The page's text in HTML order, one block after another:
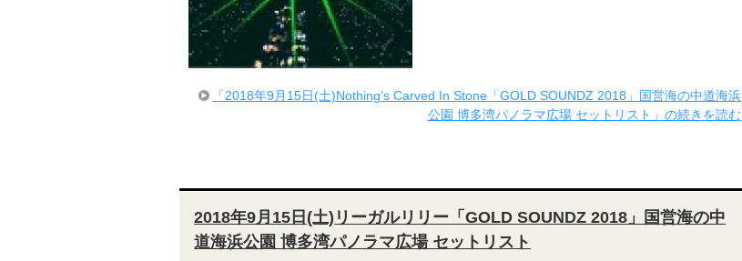
「2018年9月15日(土)Nothing’s Carved In Stone「GOLD SOUNDZ 2018」国営海の中道海浜
公園 博多湾パノラマ広場 セットリスト」の続きを読む
2018年9月15日(土)リーガルリリー「GOLD SOUNDZ 2018」国営海の中
道海浜公園 博多湾パノラマ広場 セットリスト